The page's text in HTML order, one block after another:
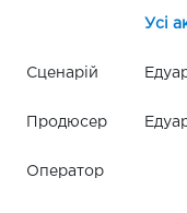
Усі
Сценарій
Продюсер
Оператор